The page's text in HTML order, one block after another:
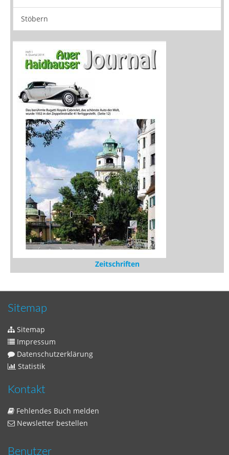
Stöbern
Zeitschriften
Sitemap
Sitemap
Impressum
Datenschutzerklärung
Statistik
Kontakt
Fehlendes Buch melden
Newsletter bestellen
Benutzer